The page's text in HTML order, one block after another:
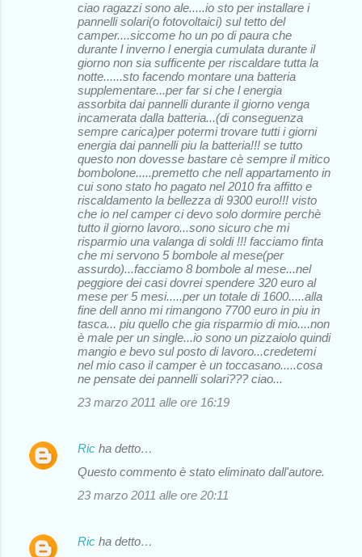
ciao ragazzi sono ale.....io sto per installare i
pannelli solari(o fotovoltaici) sul tetto del
camper....siccome ho un po di paura che
durante l inverno l energia cumulata durante il
giorno non sia sufficente per riscaldare tutta la
notte......sto facendo montare una batteria
supplementare...per far si che l energia
assorbita dai pannelli durante il giorno venga
incamerata dalla batteria...(di conseguenza
sempre carica)per potermi trovare tutti i giorni
energia dai pannelli piu la batteria!!! se tutto
questo non dovesse bastare cè sempre il mitico
bombolone.....premetto che nell appartamento in
cui sono stato ho pagato nel 2010 fra affitto e
riscaldamento la bellezza di 9300 euro!!! visto
che io nel camper ci devo solo dormire perchè
tutto il giorno lavoro...sono sicuro che mi
risparmio una valanga di soldi !!! facciamo finta
che mi servono 5 bombole al mese(per
assurdo)...facciamo 8 bombole al mese...nel
peggiore dei casi dovrei spendere 320 euro al
mese per 5 mesi.....per un totale di 1600.....alla
fine dell anno mi rimangono 7700 euro in piu in
tasca... piu quello che gia risparmio di mio....non
è male per un single...io sono un pizzaiolo quindi
mangio e bevo sul posto di lavoro...credetemi
nel mio caso il camper è un toccasano.....cosa
ne pensate dei pannelli solari??? ciao...
23 marzo 2011 alle ore 16:19
Ric ha detto…
Questo commento è stato eliminato dall'autore.
23 marzo 2011 alle ore 20:11
Ric ha detto…